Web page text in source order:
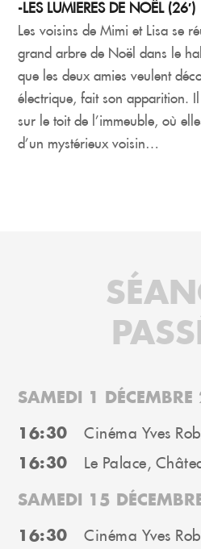
-LES LUMIERES DE NOËL (26′)
Les voisins de Mimi et Lisa se
grand arbre de Noël dans le
que les deux amies veulent
électrique, fait son apparition.
sur le toit de l’immeuble, où
d’un mystérieux voisin…
SAMEDI 1
16:30 Cinéma Yves
16:30 Le Palace,
SAMEDI 15
16:30 Cinéma Yves